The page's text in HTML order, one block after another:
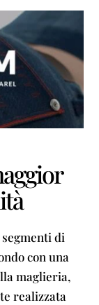
di
con una
maglieria,
realizzata